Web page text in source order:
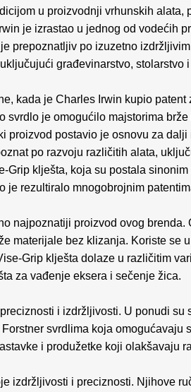
u proizvodnji vrhunskih
je izrastao u jednog od vodećih
prepoznatljiv po izuzetno
građevinarstvo, stolarstvo
kada je Charles Irwin kupio
svrdlo je omogućilo majstorima
proizvod postavio je osnovu za
po razvoju različitih alata,
Grip klješta, koja su postala
je rezultiralo mnogobrojnim
najpoznatiji proizvod ovog
materijale bez klizanja. Koriste se
Grip klješta dolaze u različitim
za vađenje eksera i sečenje žica.
i izdržljivosti. U ponudi
svrdlima koja
i produžetke koji olakšavaju
izdržljivosti i preciznosti. Njihove